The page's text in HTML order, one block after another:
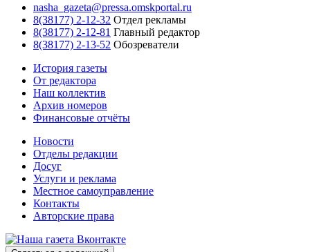
nasha_gazeta@pressa.omskportal.ru
8(38177) 2-12-32 Отдел рекламы
8(38177) 2-12-81 Главный редактор
8(38177) 2-13-52 Обозреватели
История газеты
От редактора
Наш коллектив
Архив номеров
Финансовые отчёты
Новости
Отделы редакции
Досуг
Услуги и реклама
Местное самоуправление
Контакты
Авторские права